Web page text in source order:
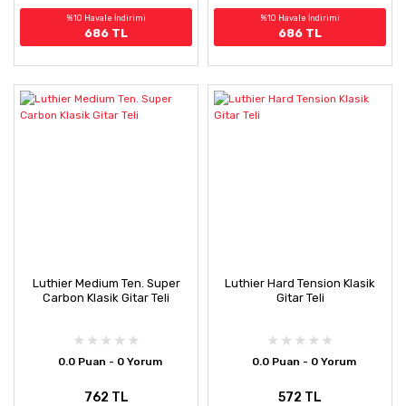
%10 Havale İndirimi
686 TL
%10 Havale İndirimi
686 TL
Luthier Medium Ten. Super
Carbon Klasik Gitar Teli
0.0 Puan - 0 Yorum
762 TL
Luthier Hard Tension Klasik
Gitar Teli
0.0 Puan - 0 Yorum
572 TL